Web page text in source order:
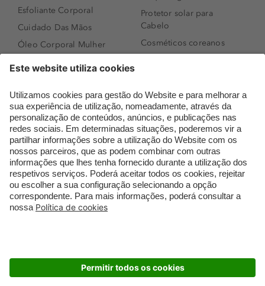
Esfoliante Corporal
Cuidado Das Mãos
Óleo Corporal Mulher
Sérum de Rosto
Body mist & Spray
corporal
Produtos para Cabelo
Homem
Espuma de Limpeza
Facial
Dermocosmética
Protetor solar para
Cabelo
Cosméticos coreanos
Perfumes árabes
Novidades
Melhores Perfumes
Femininos
TOP 10: Perfumes
Masculinos
Pestanas Postiças
Creme Rosto Homem
Embalagens Sustentáveis